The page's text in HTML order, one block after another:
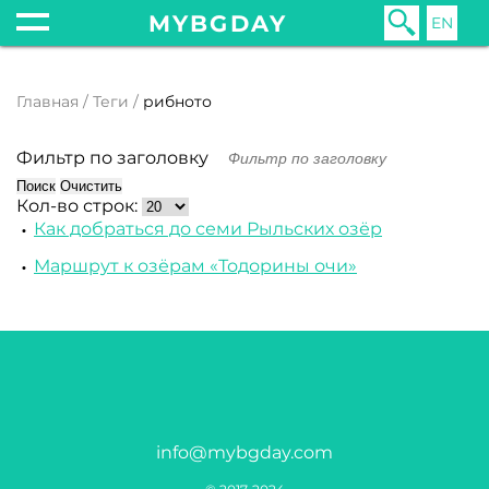
MYBGDAY EN
Главная Теги рибното
Фильтр по заголовку
Поиск Очистить
Кол-во строк:
Как добраться до семи Рыльских озёр
Маршрут к озёрам «Тодорины очи»
info@mybgday.com